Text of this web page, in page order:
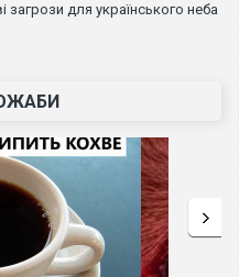
загрози для українського неба